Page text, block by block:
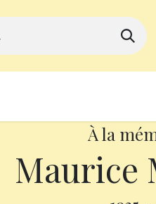
À la
Maurice